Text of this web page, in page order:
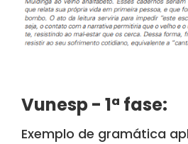
Vunesp - 1ª fase:
Exemplo de gramática